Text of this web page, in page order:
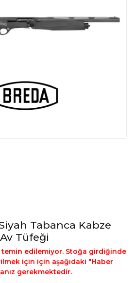
Tabanca Kabze
Tüfeği
edilemiyor. Stoğa girdiğinde
için için aşağıdaki "Haber
gerekmektedir.